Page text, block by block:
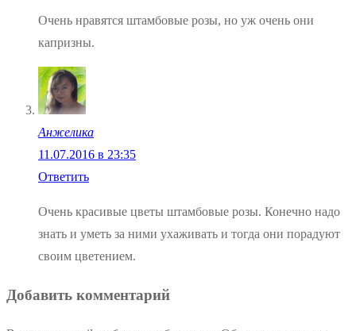
Очень нравятся штамбовые розы, но уж очень они
капризны.
Анжелика
11.07.2016 в 23:35
Ответить
Очень красивые цветы штамбовые розы. Конечно надо
знать и уметь за ними ухаживать и тогда они порадуют
своим цветением.
Добавить комментарий